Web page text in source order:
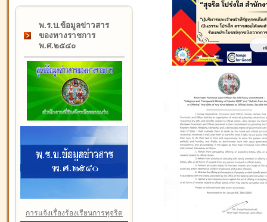
พ.ร.บ.ข้อมูลข่าวสาร
ของทางราชการ
พ.ศ.๒๕๔๐
การแจ้งเรื่องร้องเรียนการทุจริต